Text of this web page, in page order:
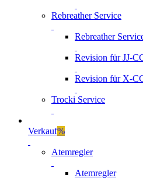
Rebreather Service
Rebreather
Revision für JJ-
Revision für X-
Trocki Service
Verkauf%
Atemregler
Atemregler